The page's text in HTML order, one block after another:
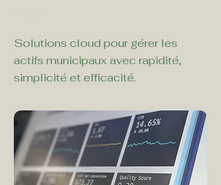
Solutions cloud pour gérer les
actifs municipaux avec rapidité,
simplicité et efficacité.